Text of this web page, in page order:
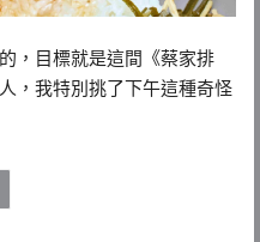
，目標就是這間《蔡家排
，我特別挑了下午這種奇怪